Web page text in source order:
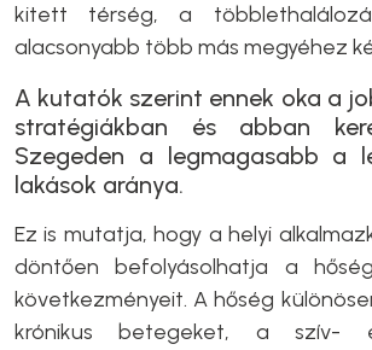
kitett térség, a
alacsonyabb több más megyéhez
A kutatók szerint ennek oka a
stratégiákban és abban
Szegeden a legmagasabb a
lakások aránya.
Ez is mutatja, hogy a helyi
döntően befolyásolhatja a
következményeit. A hőség
krónikus betegeket, a szív-